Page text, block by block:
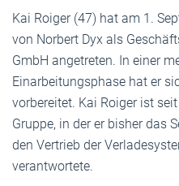
Kai Roiger (47) hat am 1.
von Norbert Dyx als
GmbH angetreten. In einer
Einarbeitungsphase hat er
vorbereitet. Kai Roiger ist
Gruppe, in der er bisher das
den Vertrieb der
verantwortete.